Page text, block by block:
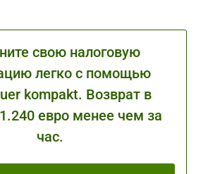
свою налоговую
легко с помощью
kompakt. Возврат в
евро менее чем за
час.